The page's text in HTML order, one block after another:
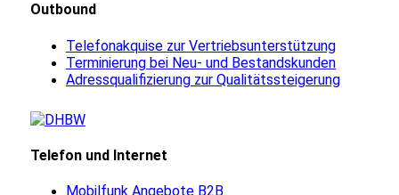
Outbound
Telefonakquise zur Vertriebsunterstützung
Terminierung bei Neu- und Bestandskunden
Adressqualifizierung zur Qualitätssteigerung
Telefon und Internet
Mobilfunk Angebote B2B